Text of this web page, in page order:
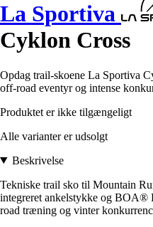
La Sportiva
Cyklon Cross
Opdag trail-skoene La Sportiva
off-road eventyr og intense
Produktet er ikke tilgængeligt
Alle varianter er udsolgt
Beskrivelse
Tekniske trail sko til Mountain
integreret ankelstykke og BOA®
road træning og vinter